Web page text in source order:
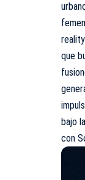
que
bajo
con